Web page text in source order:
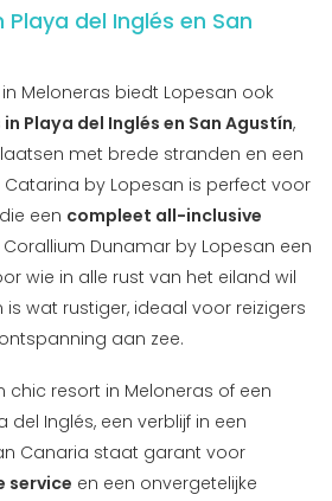
del Inglés en San
Meloneras biedt Lopesan ook
Playa del Inglés en San Agustín,
met brede stranden en een
Catarina by Lopesan is perfect voor
een compleet all-inclusive
Corallium Dunamar by Lopesan een
wie in alle rust van het eiland wil
is wat rustiger, ideaal voor reizigers
aan zee.
chic resort in Meloneras of een
del Inglés, een verblijf in een
Canaria staat garant voor
service en een onvergetelijke